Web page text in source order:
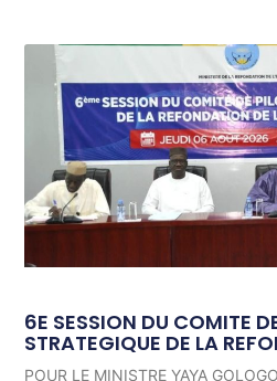
6E SESSION DU COMITE
STRATEGIQUE DE LA
POUR LE MINISTRE YAYA